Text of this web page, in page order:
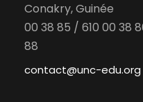
Conakry, Guinée
00 38 85 / 610 00 38
88
contact@unc-edu.org